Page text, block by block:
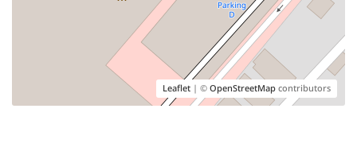
Leaflet | ©OpenStreetMapcontributors